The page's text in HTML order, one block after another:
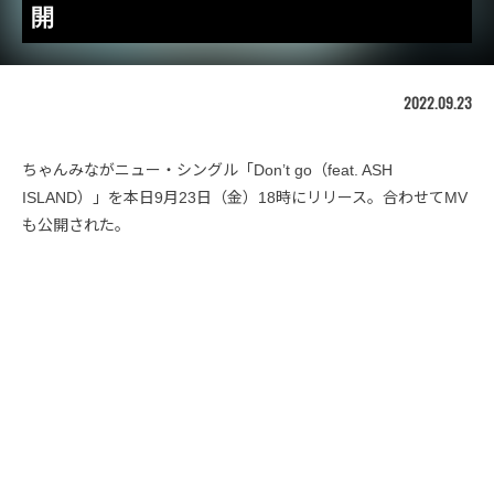
開
2022.09.23
ちゃんみながニュー・シングル「Don’t go（feat. ASH
ISLAND）」を本日9月23日（金）18時にリリース。合わせてMV
も公開された。